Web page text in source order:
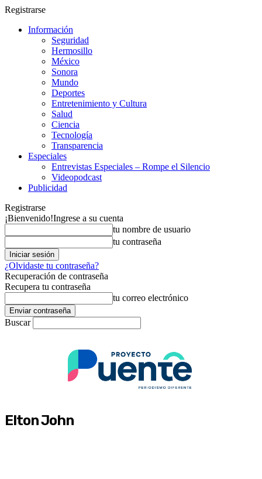
Registrarse
Información
Seguridad
Hermosillo
México
Sonora
Mundo
Deportes
Entretenimiento y Cultura
Salud
Ciencia
Tecnología
Transparencia
Especiales
Entrevistas Especiales – Rompe el Silencio
Videopodcast
Publicidad
Registrarse
¡Bienvenido!Ingrese a su cuenta
tu nombre de usuario
tu contraseña
¿Olvidaste tu contraseña?
Recuperación de contraseña
Recupera tu contraseña
tu correo electrónico
Buscar
Elton John